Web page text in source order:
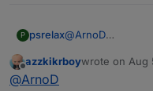
P psrelax@ArnoD
deaktiviert,
Offline
azzkikrboywrote on Aug
last edited by
@ArnoD